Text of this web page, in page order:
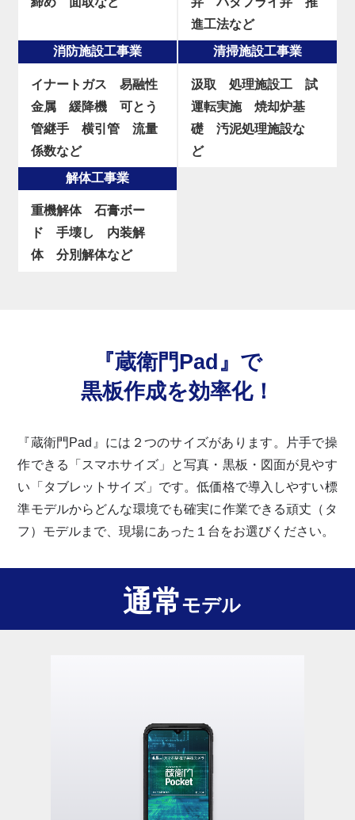
進工法など
消防施設工事業
イナートガス
易融性
金属
緩降機
可とう
管継手
横引管
流量
係数など
清掃施設工事業
汲取 処理施設工
試
運転実施
焼却炉基
礎
汚泥処理施設な
ど
解体工事業
重機解体
石膏ボー
ド
手壊し
内装解
体
分別解体など
『蔵衛門Pad』で
黒板作成を効率化！
『蔵衛門Pad』には２つのサイズがあります。片手で操
作できる「スマホサイズ」と写真・黒板・図面が見やす
い「タブレットサイズ」です。低価格で導入しやすい標
準モデルからどんな環境でも確実に作業できる頑丈（タ
フ）モデルまで、現場にあった１台をお選びください。
通常モデル